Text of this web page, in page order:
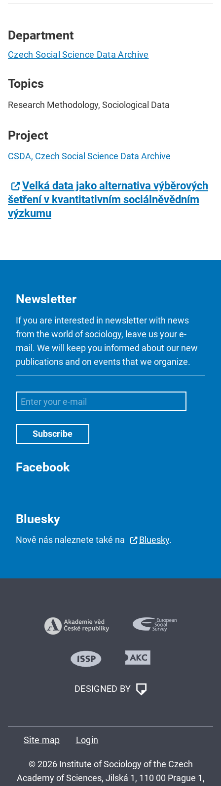
Department
Czech Social Science Data Archive
Topics
Research Methodology, Sociological Data
Project
CSDA, Czech Social Science Data Archive
Velká data jako alternativa výběrových
šetření v kvantitativním sociálněvědním
výzkumu
Newsletter
If you are interested in newsletter with news
from the world of sociology, leave us your e-
mail. We will keep you informed about our new
publications and on events that we organize.
Facebook
Bluesky
Nově nás naleznete také na Bluesky.
DESIGNED BY
Site map Login
© 2026 Institute of Sociology of the Czech
Academy of Sciences, Jilská 1, 110 00 Prague 1,